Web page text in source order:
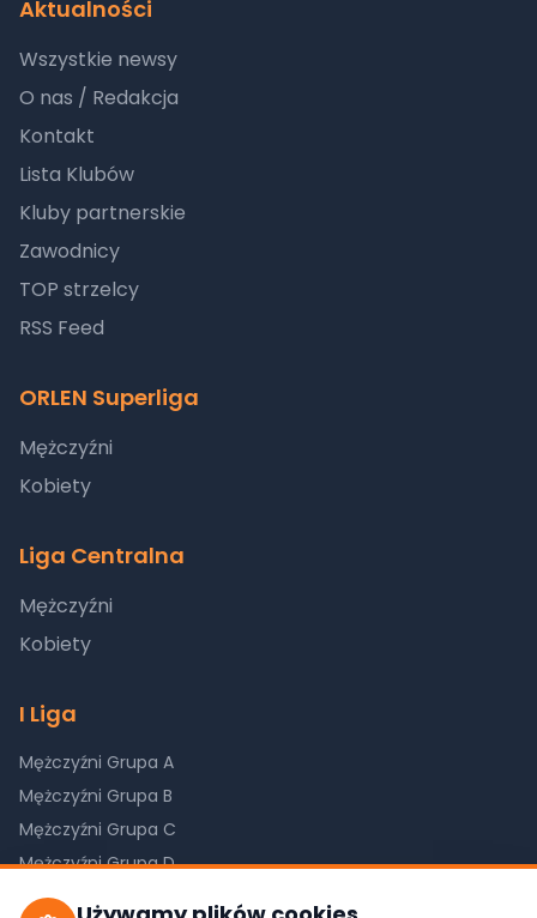
Aktualności
Wszystkie newsy
O nas / Redakcja
Kontakt
Lista Klubów
Kluby partnerskie
Zawodnicy
TOP strzelcy
RSS Feed
ORLEN Superliga
Mężczyźni
Kobiety
Liga Centralna
Mężczyźni
Kobiety
I Liga
Mężczyźni Grupa A
Mężczyźni Grupa B
Mężczyźni Grupa C
Mężczyźni Grupa D
Kobiety Grupa A